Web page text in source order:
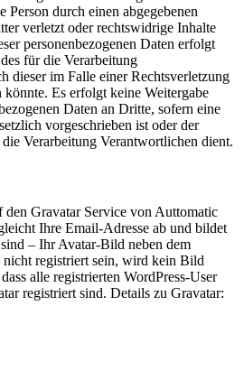
Person durch einen abgegebenen
verletzt oder rechtswidrige Inhalte
personenbezogenen Daten erfolgt
für die Verarbeitung
dieser im Falle einer Rechtsverletzung
könnte. Es erfolgt keine Weitergabe
Daten an Dritte, sofern eine
vorgeschrieben ist oder der
Verarbeitung Verantwortlichen dient.
Gravatar Service von Auttomatic
Ihre Email-Adresse ab und bildet
– Ihr Avatar-Bild neben dem
registriert sein, wird kein Bild
alle registrierten WordPress-User
registriert sind. Details zu Gravatar: